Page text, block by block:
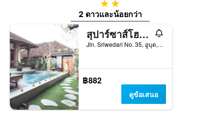
2 ดาว
2 ดาวและน้อยกว่า
สุปาร์ซาส์โฮมสเตย์
Jln. Sriwedari No. 35, อูบุด, อินโดนีเซีย
฿882
ดูข้อเสนอ